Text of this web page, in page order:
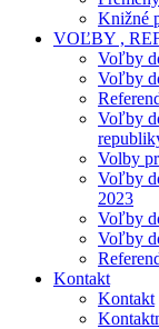
Knižné
VOĽBY ,
Voľby
Voľby
Voľby
Volby
Voľby
2023
Voľby
Voľby
Kontakt
Kontakt